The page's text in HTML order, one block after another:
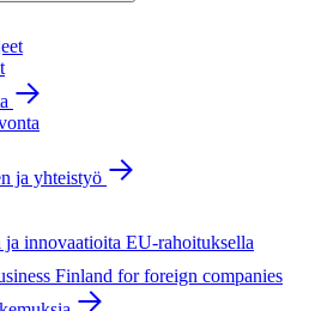
ja yhteistyö
innovaatioita EU-rahoituksella
Finland for foreign companies